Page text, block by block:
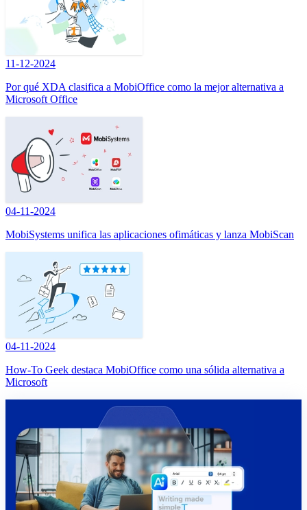
11-12-2024
Por qué XDA clasifica a MobiOffice como la mejor alternativa a
Microsoft Office
04-11-2024
MobiSystems unifica las aplicaciones ofimáticas y lanza MobiScan
04-11-2024
How-To Geek destaca MobiOffice como una sólida alternativa a
Microsoft